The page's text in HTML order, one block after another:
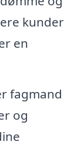
kunder
en
fagmand
og